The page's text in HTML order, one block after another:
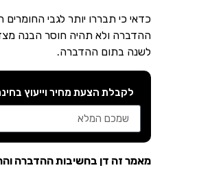
כדאי כי תבררו יותר לגבי
ההדברה ולא תהיה חוסר הבנה
לשנה בתום ההדברה.
לקבלת הצעת מחיר וייעוץ
מאמר זה דן בחשיבות ההדברה